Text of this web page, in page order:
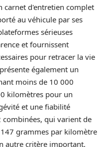
carnet d'entretien complet
au véhicule par ses
sérieuses
et fournissent
pour retracer la vie
également un
moins de 10 000
kilomètres pour un
et une fiabilité
combinées, qui varient de
grammes par kilomètre
autre critère important,